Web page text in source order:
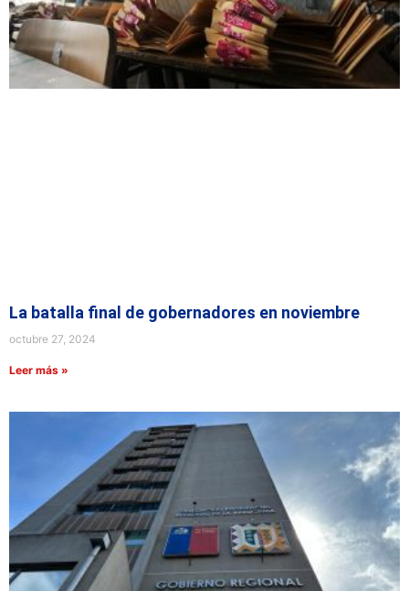
La batalla final de gobernadores en noviembre
octubre 27, 2024
Leer más »